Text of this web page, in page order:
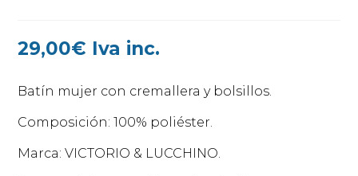
29,00€ Iva inc.
Batín mujer con cremallera y bolsillos.
Composición: 100% poliéster.
Marca: VICTORIO & LUCCHINO.